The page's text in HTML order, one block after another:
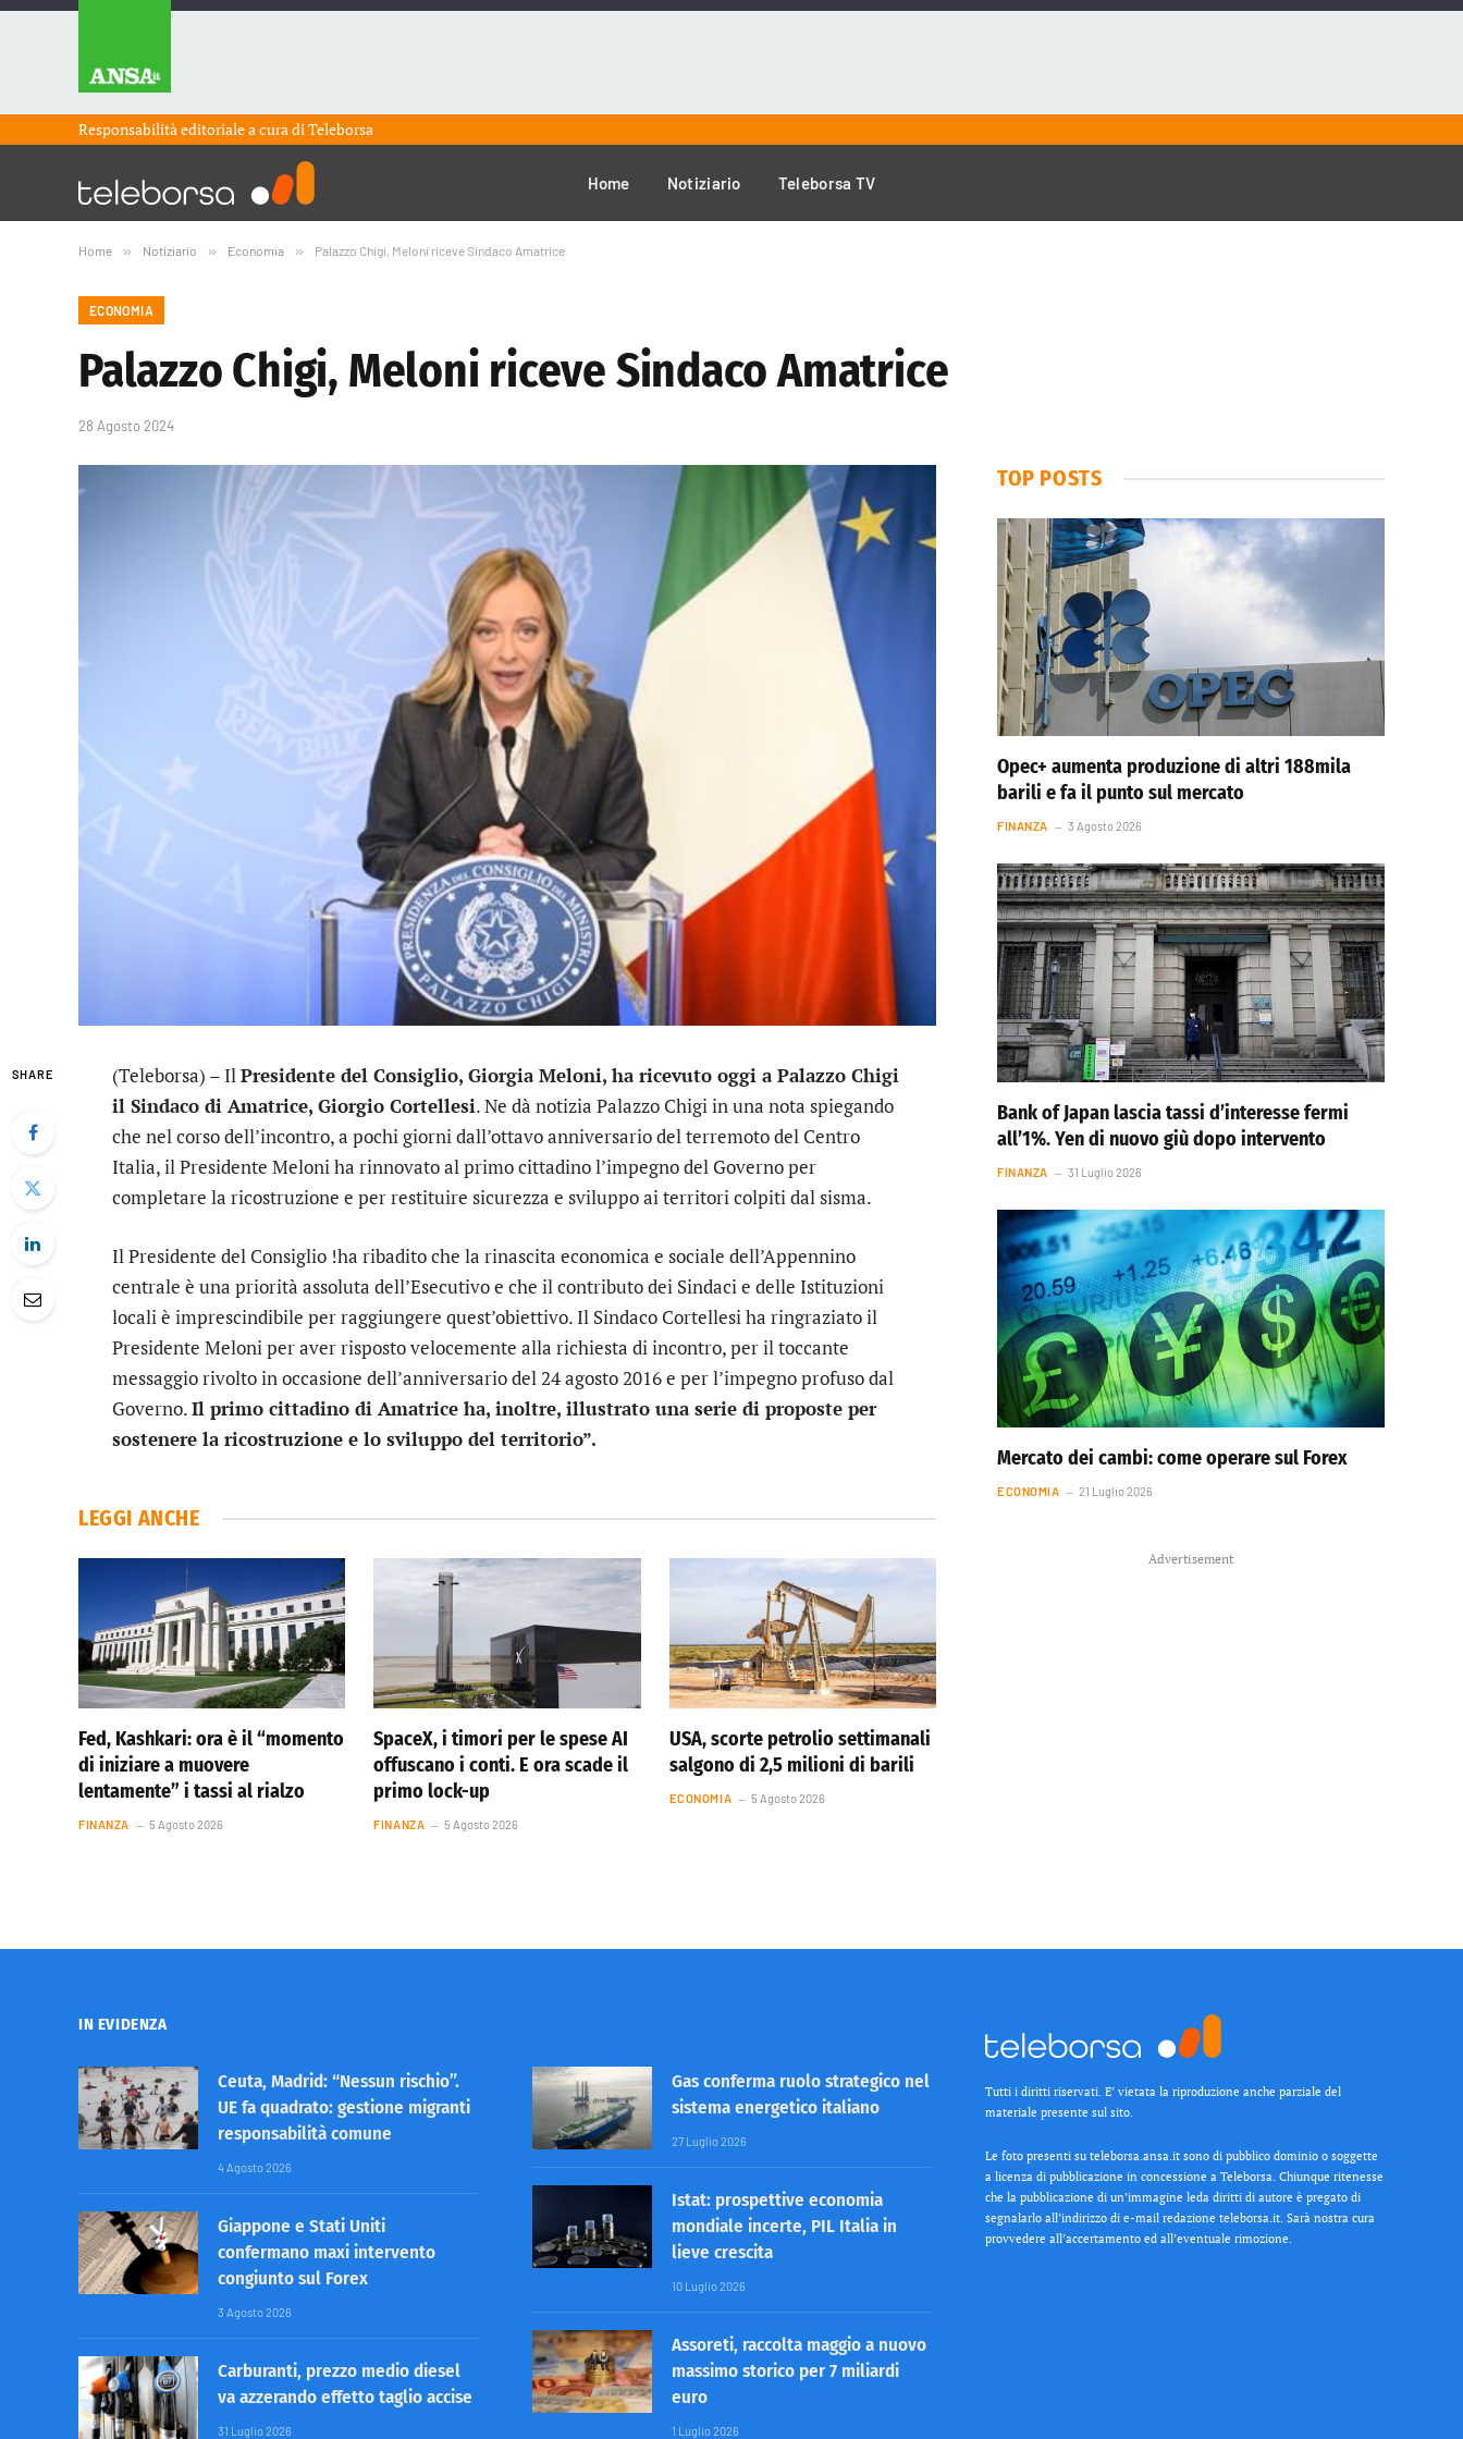
Responsabilità editoriale a cura diTeleborsa
Home Notiziario Teleborsa TV
Home » Notiziario » Economia » Palazzo Chigi, Meloni riceve Sindaco Amatrice
ECONOMIA
Palazzo Chigi, Meloni riceve Sindaco Amatrice
28 Agosto 2024
SHARE (Teleborsa) – IlPresidente del Consiglio, Giorgia Meloni, ha ricevuto oggi a Palazzo Chigi
il Sindaco di Amatrice, Giorgio Cortellesi. Ne dà notizia Palazzo Chigi in una nota spiegando
che nel corso dell’incontro, a pochi giorni dall’ottavo anniversario del terremoto del Centro
Italia, il Presidente Meloni ha rinnovato al primo cittadino l’impegno del Governo per
completare la ricostruzione e per restituire sicurezza e sviluppo ai territori colpiti dal sisma.
Il Presidente del Consiglio !ha ribadito che la rinascita economica e sociale dell’Appennino
centrale è una priorità assoluta dell’Esecutivo e che il contributo dei Sindaci e delle Istituzioni
locali è imprescindibile per raggiungere quest’obiettivo. Il Sindaco Cortellesi ha ringraziato il
Presidente Meloni per aver risposto velocemente alla richiesta di incontro, per il toccante
messaggio rivolto in occasione dell’anniversario del 24 agosto 2016 e per l’impegno profuso dal
Governo.Il primo cittadino di Amatrice ha, inoltre, illustrato una serie di proposte per
sostenere la ricostruzione e lo sviluppo del territorio”.
LEGGI ANCHE
Fed, Kashkari: ora è il “momento
di iniziare a muovere
lentamente” i tassi al rialzo
FINANZA 5 Agosto 2026
SpaceX, i timori per le spese AI
offuscano i conti. E ora scade il
primo lock-up
FINANZA 5 Agosto 2026
USA, scorte petrolio settimanali
salgono di 2,5 milioni di barili
ECONOMIA 5 Agosto 2026
TOP POSTS
Opec+ aumenta produzione di altri 188mila
barili e fa il punto sul mercato
FINANZA 3 Agosto 2026
Bank of Japan lascia tassi d’interesse fermi
all’1%. Yen di nuovo giù dopo intervento
FINANZA 31 Luglio 2026
Mercato dei cambi: come operare sul Forex
ECONOMIA 21 Luglio 2026
Advertisement
IN EVIDENZA
Ceuta, Madrid: “Nessun rischio”.
UE fa quadrato: gestione migranti
responsabilità comune
4 Agosto 2026
Giappone e Stati Uniti
confermano maxi intervento
congiunto sul Forex
3 Agosto 2026
Carburanti, prezzo medio diesel
va azzerando effetto taglio accise
31 Luglio 2026
Gas conferma ruolo strategico nel
sistema energetico italiano
27 Luglio 2026
Istat: prospettive economia
mondiale incerte, PIL Italia in
lieve crescita
10 Luglio 2026
Assoreti, raccolta maggio a nuovo
massimo storico per 7 miliardi
euro
1 Luglio 2026
Tutti i diritti riservati. E’ vietata la riproduzione anche parziale del
materiale presente sul sito.
Le foto presenti su teleborsa.ansa.it sono di pubblico dominio o soggette
a licenza di pubblicazione in concessione a Teleborsa. Chiunque ritenesse
che la pubblicazione di un’immagine leda diritti di autore è pregato di
segnalarlo all’indirizzo di e-mail redazione teleborsa.it. Sarà nostra cura
provvedere all’accertamento ed all’eventuale rimozione.